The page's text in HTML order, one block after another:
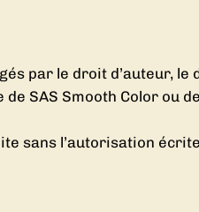
par le droit d’auteur, le
SAS Smooth Color ou
sans l’autorisation